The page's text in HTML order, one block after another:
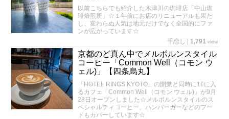
以前こちらでも紹介した木津川の珈琲店「中山珈
琲焙煎所」☆１年前にお店のリニューアルも果た
し、変わらぬ人気は地元だけでなく全国的にファ
ンが広がっています☆
千恋し
1,791 view
京都のど真ん中でメルボルンスタイル
コーヒー「Common Well（コモン ウ
ェル)」【四条烏丸】
「HOTEL RINGS KYOTO」の開業と同時に1Fに入
るカフェ「Common Well（コモン ウェル)」が9月
28日オープンしました☆メルボルンスタイルのス
ペシャルティコーヒー、ハンバーガーなどのフー
ドもカバーしています☆